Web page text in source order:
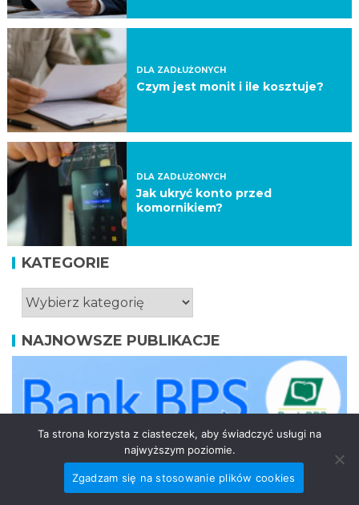
DLA ZADŁUŻONYCH
Czym jest monit i ile kosztuje?
DLA ZADŁUŻONYCH
Jak ukryć konto przed
komornikiem?
KATEGORIE
NAJNOWSZE PUBLIKACJE
Ta strona korzysta z ciasteczek, aby świadczyć usługi na
najwyższym poziomie.
Zgadzam się na stosowanie plików cookies